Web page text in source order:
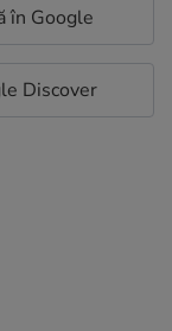
în Google
Discover